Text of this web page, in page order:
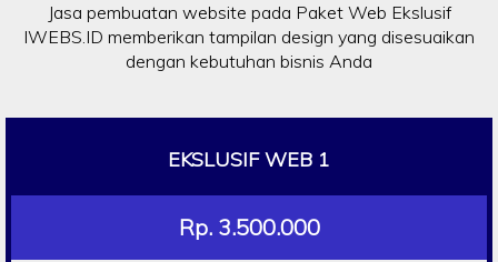
Jasa pembuatan website pada Paket Web Ekslusif
IWEBS.ID memberikan tampilan design yang disesuaikan
dengan kebutuhan bisnis Anda
EKSLUSIF WEB 1
Rp. 3.500.000